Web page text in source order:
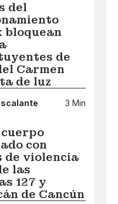
del
bloquean
de
Carmen
de luz
3 Min
con
de violencia
las
127 y
de Cancún